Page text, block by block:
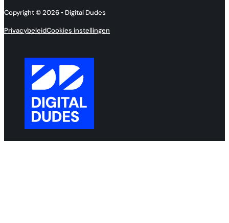
Copyright © 2026 • Digital Dudes
PrivacybeleidCookies instellingen